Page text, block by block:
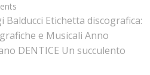
Balducci Etichetta discografica:
e Musicali Anno
DENTICE Un succulento